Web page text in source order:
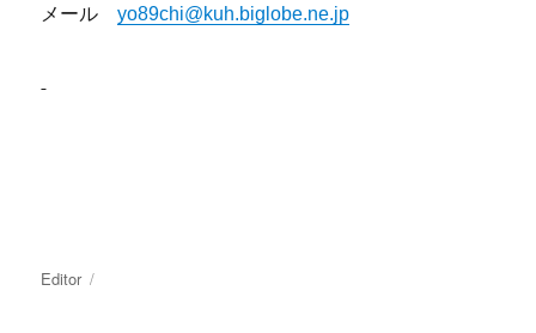
メールyo89chi@kuh.biglobe.ne.jp
投
Editor